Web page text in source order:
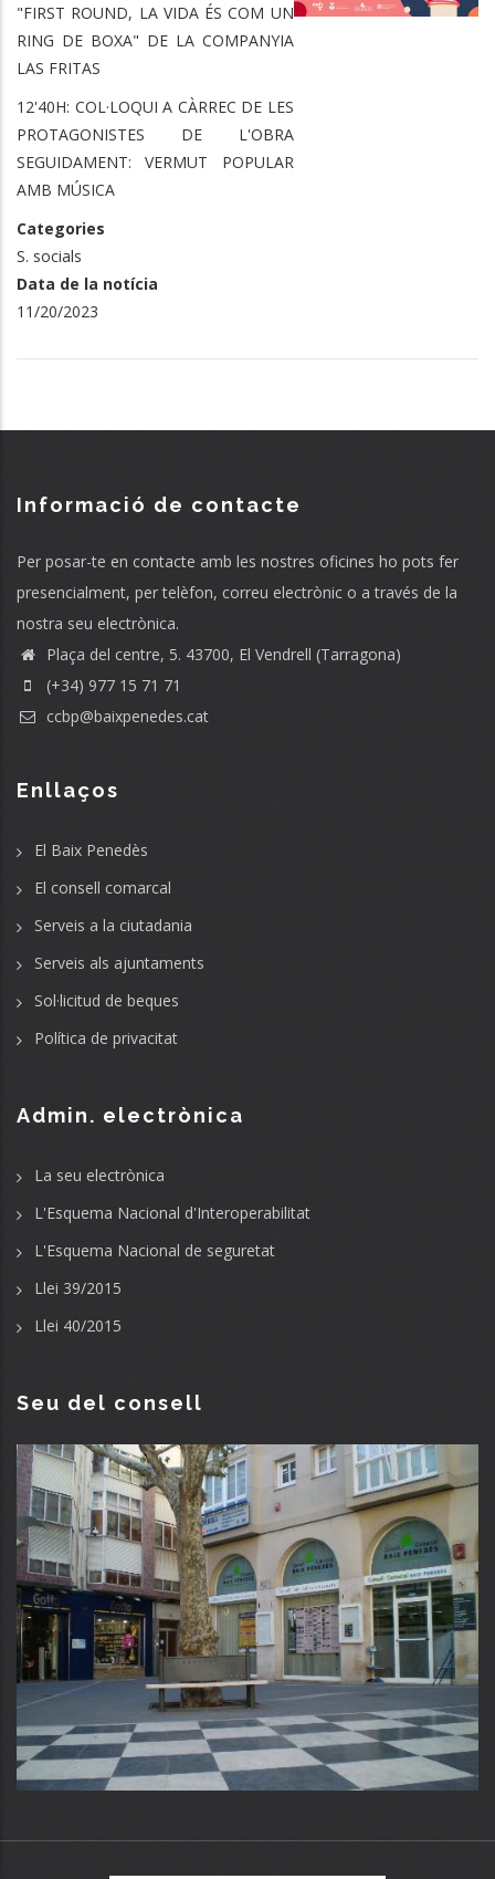
"FIRST ROUND, LA VIDA ÉS COM UN
RING DE BOXA" DE LA COMPANYIA
LAS FRITAS
12'40H: COL·LOQUI A CÀRREC DE LES
PROTAGONISTES DE L'OBRA
SEGUIDAMENT: VERMUT POPULAR
AMB MÚSICA
Categories
S. socials
Data de la notícia
11/20/2023
Informació de contacte
Per posar-te en contacte amb les nostres oficines ho pots fer
presencialment, per telèfon, correu electrònic o a través de la
nostra seu electrònica.
Plaça del centre, 5. 43700, El Vendrell (Tarragona)
(+34) 977 15 71 71
ccbp@baixpenedes.cat
Enllaços
El Baix Penedès
El consell comarcal
Serveis a la ciutadania
Serveis als ajuntaments
Sol·licitud de beques
Política de privacitat
Admin. electrònica
La seu electrònica
L'Esquema Nacional d'Interoperabilitat
L'Esquema Nacional de seguretat
Llei 39/2015
Llei 40/2015
Seu del consell